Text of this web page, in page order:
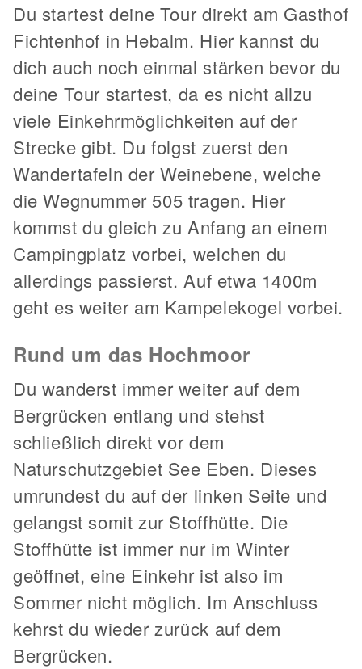
Du startest deine Tour direkt am Gasthof
Fichtenhof in Hebalm. Hier kannst du
dich auch noch einmal stärken bevor du
deine Tour startest, da es nicht allzu
viele Einkehrmöglichkeiten auf der
Strecke gibt. Du folgst zuerst den
Wandertafeln der Weinebene, welche
die Wegnummer 505 tragen. Hier
kommst du gleich zu Anfang an einem
Campingplatz vorbei, welchen du
allerdings passierst. Auf etwa 1400m
geht es weiter am Kampelekogel vorbei.
Rund um das Hochmoor
Du wanderst immer weiter auf dem
Bergrücken entlang und stehst
schließlich direkt vor dem
Naturschutzgebiet See Eben. Dieses
umrundest du auf der linken Seite und
gelangst somit zur Stoffhütte. Die
Stoffhütte ist immer nur im Winter
geöffnet, eine Einkehr ist also im
Sommer nicht möglich. Im Anschluss
kehrst du wieder zurück auf dem
Bergrücken.